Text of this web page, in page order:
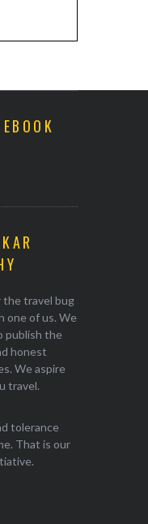
the travel bug
one of us. We
publish the
honest
We aspire
travel.
tolerance
That is our